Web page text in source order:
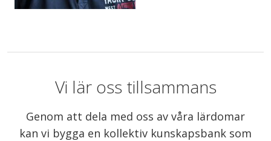
Vi lär oss tillsammans
Genom att dela med oss av våra lärdomar
kan vi bygga en kollektiv kunskapsbank som